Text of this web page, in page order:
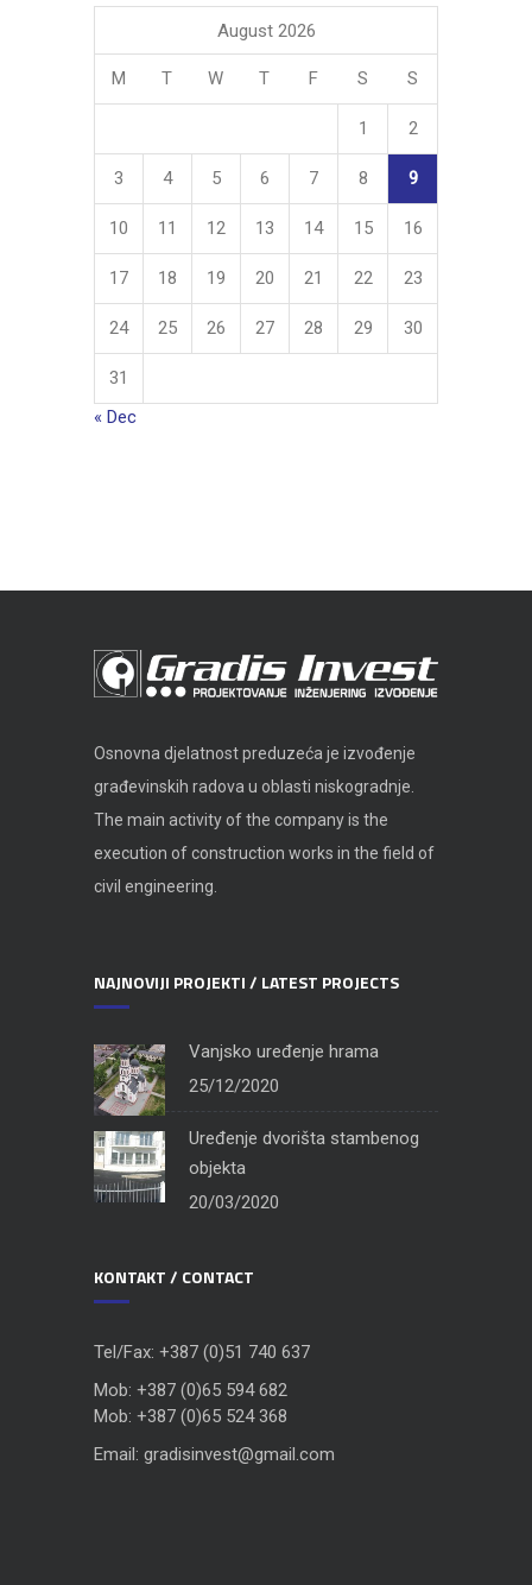
August 2026
M T W T F S S
1 2
3 4 5 6 7 8 9
10 11 12 13 14 15 16
17 18 19 20 21 22 23
24 25 26 27 28 29 30
31
« Dec
Osnovna djelatnost preduzeća je izvođenje
građevinskih radova u oblasti niskogradnje.
The main activity of the company is the
execution of construction works in the field of
civil engineering.
NAJNOVIJI PROJEKTI / LATEST PROJECTS
Vanjsko uređenje hrama
25/12/2020
Uređenje dvorišta stambenog
objekta
20/03/2020
KONTAKT / CONTACT
Tel/Fax: +387 (0)51 740 637
Mob: +387 (0)65 594 682
Mob: +387 (0)65 524 368
Email: gradisinvest@gmail.com